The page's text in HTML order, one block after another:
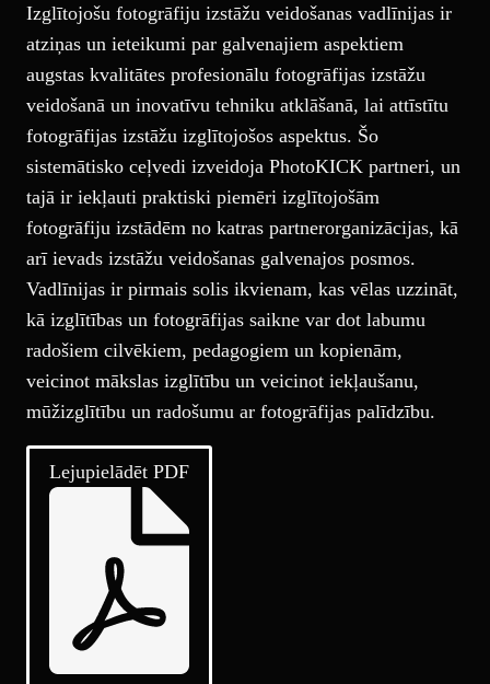
Izglītojošu fotogrāfiju izstāžu veidošanas vadlīnijas ir
atziņas un ieteikumi par galvenajiem aspektiem
augstas kvalitātes profesionālu fotogrāfijas izstāžu
veidošanā un inovatīvu tehniku atklāšanā, lai attīstītu
fotogrāfijas izstāžu izglītojošos aspektus. Šo
sistemātisko ceļvedi izveidoja PhotoKICK partneri, un
tajā ir iekļauti praktiski piemēri izglītojošām
fotogrāfiju izstādēm no katras partnerorganizācijas, kā
arī ievads izstāžu veidošanas galvenajos posmos.
Vadlīnijas ir pirmais solis ikvienam, kas vēlas uzzināt,
kā izglītības un fotogrāfijas saikne var dot labumu
radošiem cilvēkiem, pedagogiem un kopienām,
veicinot mākslas izglītību un veicinot iekļaušanu,
mūžizglītību un radošumu ar fotogrāfijas palīdzību.
Lejupielādēt PDF